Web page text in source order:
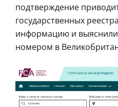
подтверждение
государственных
информацию и
номером в